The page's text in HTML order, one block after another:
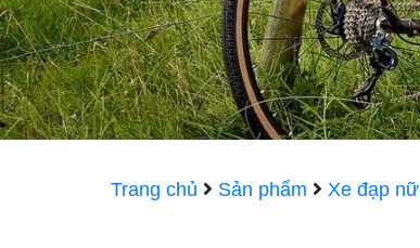
Trang chủ Sản phẩm Xe đạp nữ